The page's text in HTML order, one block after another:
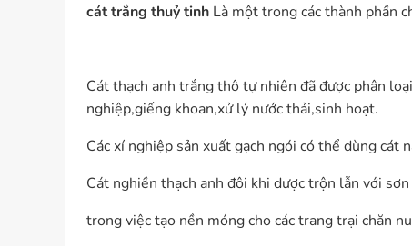
cát trắng thuỷ tinhLà một trong các thành phần
Cát thạch anh trắng thô tự nhiên đã được phân
nghiệp,giếng khoan,xử lý nước thải,sinh hoạt.
Các xí nghiệp sản xuất gạch ngói có thể dùng
Cát nghiền thạch anh đôi khi dược trộn lẫn với
trong việc tạo nền móng cho các trang trại chăn